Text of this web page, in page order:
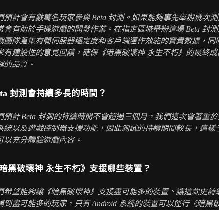
預計會有數萬名玩家參與 Beta 封測。如果能夠事先舉辦幾次
會有助於手機遊戲的開發作業。在指定區域舉辦這場 Beta 封
團隊蒐集有關伺服器穩定度和客戶端運作效能的寶貴數據，同
有建設性的意見回饋，確保《暗黑破壞神 永生不朽》的最終成
的品質。
封測會持續多長的時間？
預計 Beta 封測的持續時間不會超過三個月。我們這次會著重
統以及遊戲控制器支援功能，因此測試的持續期間較長，這樣
以充分體驗遊戲內容。
黑破壞神 永生不朽》支援哪些裝置？
希望能夠讓《暗黑破壞神》支援盡可能多的裝置、讓這款史詩
到盡可能多的玩家。只有 Android 系統的裝置可以運行《暗黑